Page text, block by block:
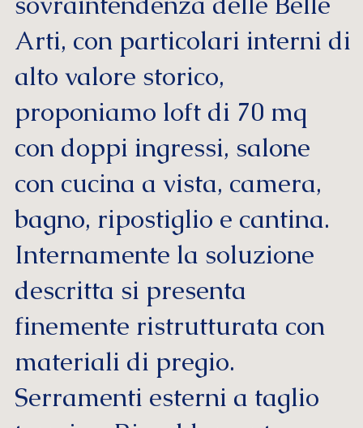
Arti, con particolari interni di
alto valore storico,
proponiamo loft di 70 mq
con doppi ingressi, salone
con cucina a vista, camera,
bagno, ripostiglio e cantina.
Internamente la soluzione
descritta si presenta
finemente ristrutturata con
materiali di pregio.
Serramenti esterni a taglio